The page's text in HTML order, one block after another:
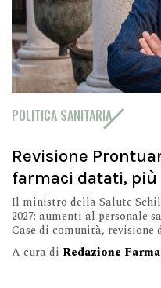
POLITICA SANITARIA
Revisione
farmaci datati, più
Il ministro della Salute
2027: aumenti al personale
Case di comunità,
A cura di Redazione